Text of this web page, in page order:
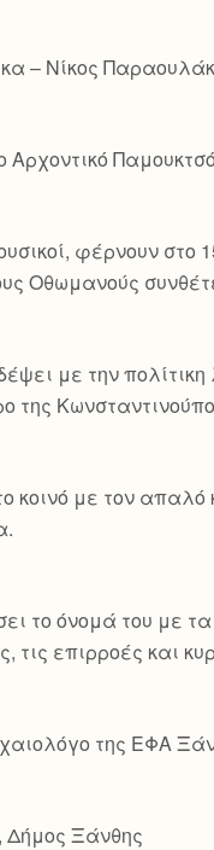
– Νίκος
Αρχοντικό
φέρνουν στο
Οθωμανούς
με την
της
κοινό με τον
το όνομά του με
επιρροές και
της ΕΦΑ
Δήμος Ξάνθης